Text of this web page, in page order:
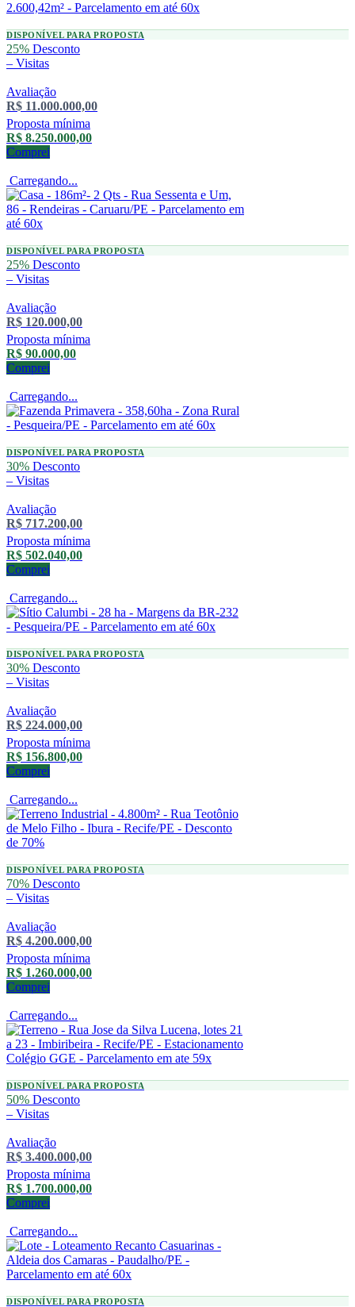
DISPONÍVEL PARA PROPOSTA
25% Desconto
– Visitas
Avaliação
R$ 11.000.000,00
Proposta mínima
R$ 8.250.000,00
Comprei
Carregando...
DISPONÍVEL PARA PROPOSTA
25% Desconto
– Visitas
Avaliação
R$ 120.000,00
Proposta mínima
R$ 90.000,00
Comprei
Carregando...
DISPONÍVEL PARA PROPOSTA
30% Desconto
– Visitas
Avaliação
R$ 717.200,00
Proposta mínima
R$ 502.040,00
Comprei
Carregando...
DISPONÍVEL PARA PROPOSTA
30% Desconto
– Visitas
Avaliação
R$ 224.000,00
Proposta mínima
R$ 156.800,00
Comprei
Carregando...
DISPONÍVEL PARA PROPOSTA
70% Desconto
– Visitas
Avaliação
R$ 4.200.000,00
Proposta mínima
R$ 1.260.000,00
Comprei
Carregando...
DISPONÍVEL PARA PROPOSTA
50% Desconto
– Visitas
Avaliação
R$ 3.400.000,00
Proposta mínima
R$ 1.700.000,00
Comprei
Carregando...
DISPONÍVEL PARA PROPOSTA